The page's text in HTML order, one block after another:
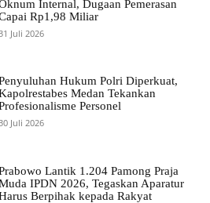
Internal, Dugaan Pemerasan
Rp1,98 Miliar
Juli 2026
Hukum Polri Diperkuat,
Medan Tekankan
Personel
Juli 2026
Lantik 1.204 Pamong Praja
IPDN 2026, Tegaskan Aparatur
Berpihak kepada Rakyat